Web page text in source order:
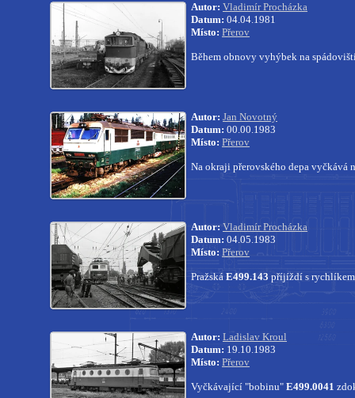
Autor: Vladimír Procházka
Datum: 04.04.1981
Místo: Přerov
Během obnovy vyhýbek na
Autor: Jan Novotný
Datum: 00.00.1983
Místo: Přerov
Na okraji přerovského depa vyčkává
Autor: Vladimír Procházka
Datum: 04.05.1983
Místo: Přerov
Pražská E499.143 příjíždí s rychlíkem
Autor: Ladislav Kroul
Datum: 19.10.1983
Místo: Přerov
Vyčkávající "bobinu" E499.0041